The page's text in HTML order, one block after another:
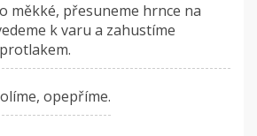
měkké, přesuneme hrnce na
k varu a zahustíme
opepříme.